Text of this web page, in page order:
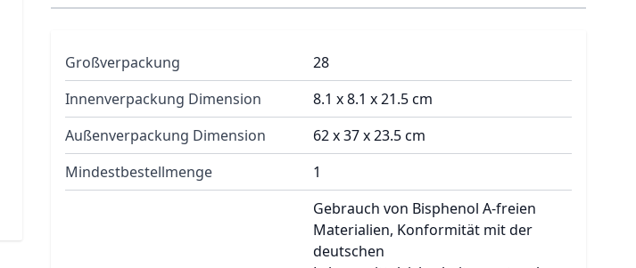
Großverpackung
28
Innenverpackung Dimension
8.1 x 8.1 x 21.5 cm
Außenverpackung Dimension
62 x 37 x 23.5 cm
Mindestbestellmenge
1
Gebrauch von Bisphenol A-freien
Materialien, Konformität mit der
deutschen